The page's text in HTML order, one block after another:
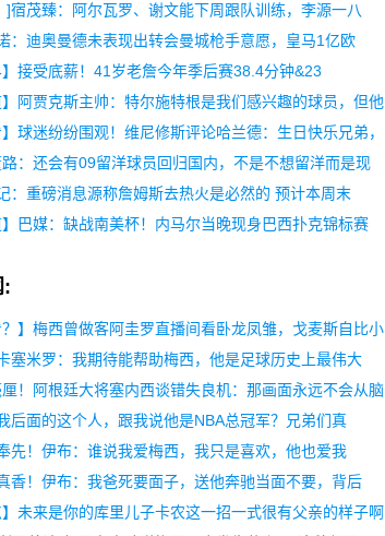
]宿茂臻：阿尔瓦罗、谢文能下周跟队训练，李源一八
：迪奥曼德未表现出转会曼城枪手意愿，皇马1亿欧
】接受底薪！41岁老詹今年季后赛38.4分钟&23
】阿贾克斯主帅：特尔施特根是我们感兴趣的球员，但他
】球迷纷纷围观！维尼修斯评论哈兰德：生日快乐兄弟，
路：还会有09留洋球员回归国内，不是不想留洋而是现
：重磅消息源称詹姆斯去热火是必然的 预计本周末
】巴媒：缺战南美杯！内马尔当晚现身巴西扑克锦标赛
:
？】梅西曾做客阿圭罗直播间看卧龙凤雏，戈麦斯自比小
塞米罗：我期待能帮助梅西，他是足球历史上最伟大
厘！阿根廷大将塞内西谈错失良机：那画面永远不会从脑
后面的这个人，跟我说他是NBA总冠军？兄弟们真
先！伊布：谁说我爱梅西，我只是喜欢，他也爱我
香！伊布：我爸死要面子，送他奔驰当面不要，背后
】未来是你的库里儿子卡农这一招一式很有父亲的样子啊